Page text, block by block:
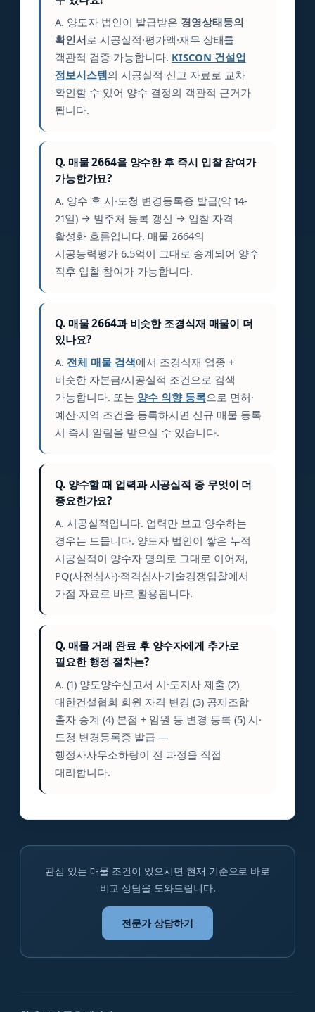
A. 양도자 법인이 발급받은 경영상태등의
확인서로 시공실적·평가액·재무 상태를
객관적 검증 가능합니다. KISCON 건설업
정보시스템의 시공실적 신고 자료로 교차
확인할 수 있어 양수 결정의 객관적 근거가
됩니다.
Q. 매물 2664을 양수한 후 즉시 입찰 참여가
가능한가요?
A. 양수 후 시·도청 변경등록증 발급(약 14-
21일) → 발주처 등록 갱신 → 입찰 자격
활성화 흐름입니다. 매물 2664의
시공능력평가 6.5억이 그대로 승계되어 양수
직후 입찰 참여가 가능합니다.
Q. 매물 2664과 비슷한 조경식재 매물이 더
있나요?
A. 전체 매물 검색에서 조경식재 업종 +
비슷한 자본금/시공실적 조건으로 검색
가능합니다. 또는 양수 의향 등록으로 면허·
예산·지역 조건을 등록하시면 신규 매물 등록
시 즉시 알림을 받으실 수 있습니다.
Q. 양수할 때 업력과 시공실적 중 무엇이 더
중요한가요?
A. 시공실적입니다. 업력만 보고 양수하는
경우는 드뭅니다. 양도자 법인이 쌓은 누적
시공실적이 양수자 명의로 그대로 이어져,
PQ(사전심사)·적격심사·기술경쟁입찰에서
가점 자료로 바로 활용됩니다.
Q. 매물 거래 완료 후 양수자에게 추가로
필요한 행정 절차는?
A. (1) 양도양수신고서 시·도지사 제출 (2)
대한건설협회 회원 자격 변경 (3) 공제조합
출자 승계 (4) 본점 + 임원 등 변경 등록 (5) 시·
도청 변경등록증 발급 —
행정사사무소하랑이 전 과정을 직접
대리합니다.
관심 있는 매물 조건이 있으시면 현재 기준으로 바로
비교 상담을 도와드립니다.
전문가 상담하기